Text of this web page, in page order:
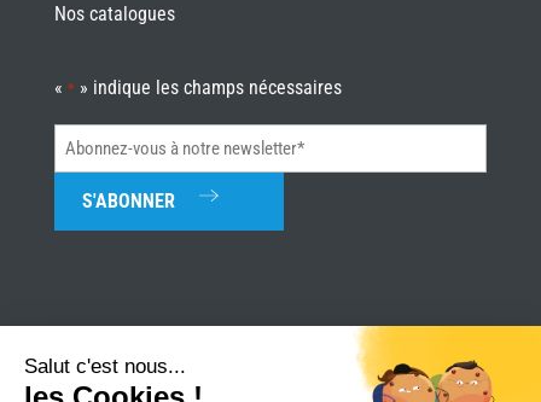
Nos catalogues
« * » indique les champs nécessaires
Abonnez-
vous
notre
Salut c'est nous...